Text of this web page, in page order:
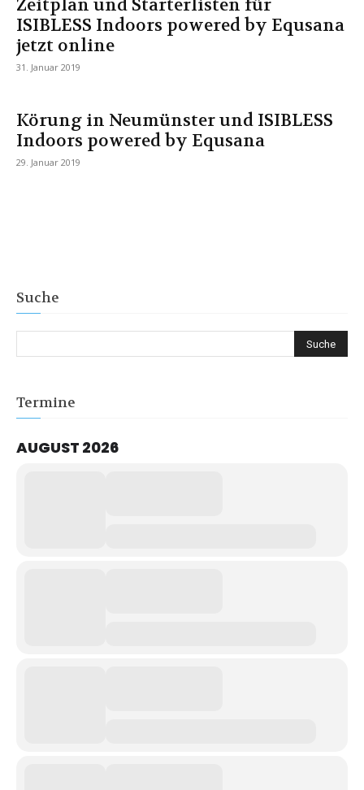
Zeitplan und Starterlisten für
ISIBLESS Indoors powered by Equsana
jetzt online
31. Januar 2019
Körung in Neumünster und ISIBLESS
Indoors powered by Equsana
29. Januar 2019
Suche
Termine
AUGUST 2026